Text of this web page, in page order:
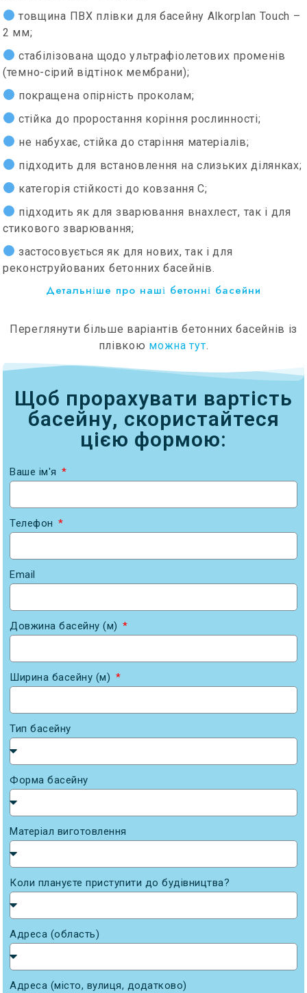
товщина ПВХ плівки для басейну Alkorplan Touch –
2 мм;
стабілізована щодо ультрафіолетових променів
(темно-сірий відтінок мембрани);
покращена опірність проколам;
стійка до проростання коріння рослинності;
не набухає, стійка до старіння матеріалів;
підходить для встановлення на слизьких ділянках;
категорія стійкості до ковзання С;
підходить як для зварювання внахлест, так і для
стикового зварювання;
застосовується як для нових, так і для
реконструйованих бетонних басейнів.
Детальніше про наші бетонні басейни
Переглянути більше варіантів бетонних басейнів із
плівкою можна тут.
Щоб прорахувати вартість
басейну, скористайтеся
цією формою:
Ваше ім'я
Телефон
Email
Довжина басейну (м)
Ширина басейну (м)
Тип басейну
Форма басейну
Матеріал виготовлення
Коли плануєте приступити до будівництва?
Адреса (область)
Адреса (місто, вулиця, додатково)